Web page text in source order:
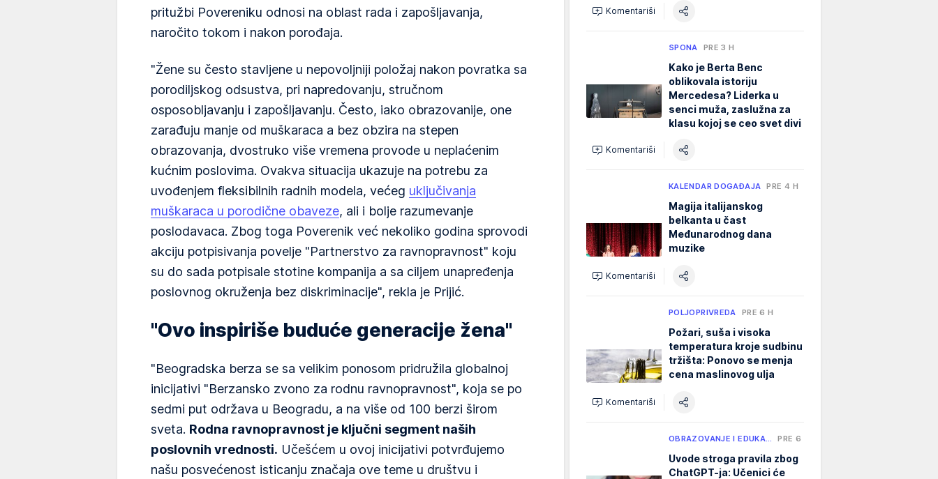
pritužbi Povereniku odnosi na oblast rada i zapošljavanja,
naročito tokom i nakon porođaja.
"Žene su često stavljene u nepovoljniji položaj nakon povratka sa
porodiljskog odsustva, pri napredovanju, stručnom
osposobljavanju i zapošljavanju. Često, iako obrazovanije, one
zarađuju manje od muškaraca a bez obzira na stepen
obrazovanja, dvostruko više vremena provode u neplaćenim
kućnim poslovima. Ovakva situacija ukazuje na potrebu za
uvođenjem fleksibilnih radnih modela, većeg uključivanja
muškaraca u porodične obaveze, ali i bolje razumevanje
poslodavaca. Zbog toga Poverenik već nekoliko godina sprovodi
akciju potpisivanja povelje "Partnerstvo za ravnopravnost" koju
su do sada potpisale stotine kompanija a sa ciljem unapređenja
poslovnog okruženja bez diskriminacije", rekla je Prijić.
"Ovo inspiriše buduće generacije žena"
"Beogradska berza se sa velikim ponosom pridružila globalnoj
inicijativi "Berzansko zvono za rodnu ravnopravnost", koja se po
sedmi put održava u Beogradu, a na više od 100 berzi širom
sveta. Rodna ravnopravnost je ključni segment naših
poslovnih vrednosti. Učešćem u ovoj inicijativi potvrđujemo
našu posvećenost isticanju značaja ove teme u društvu i
Komentariši
SPONA PRE 3 H
Kako je Berta Benc
oblikovala istoriju
Mercedesa? Liderka u
senci muža, zaslužna za
klasu kojoj se ceo svet divi
Komentariši
KALENDAR DOGAĐAJA PRE 4 H
Magija italijanskog
belkanta u čast
Međunarodnog dana
muzike
Komentariši
POLJOPRIVREDA PRE 6 H
Požari, suša i visoka
temperatura kroje sudbinu
tržišta: Ponovo se menja
cena maslinovog ulja
Komentariši
OBRAZOVANJE I EDUKA… PRE 6 H
Uvode stroga pravila zbog
ChatGPT-ja: Učenici će